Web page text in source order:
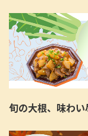
旬の大根、味わ